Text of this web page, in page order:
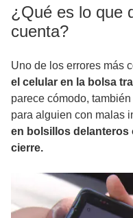
¿Qué es lo que
cuenta?
Uno de los errores más
el celular en la bolsa
parece cómodo,
para alguien con malas
en bolsillos delanteros
cierre.